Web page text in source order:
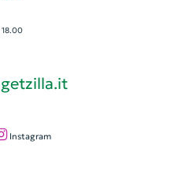
Instagram